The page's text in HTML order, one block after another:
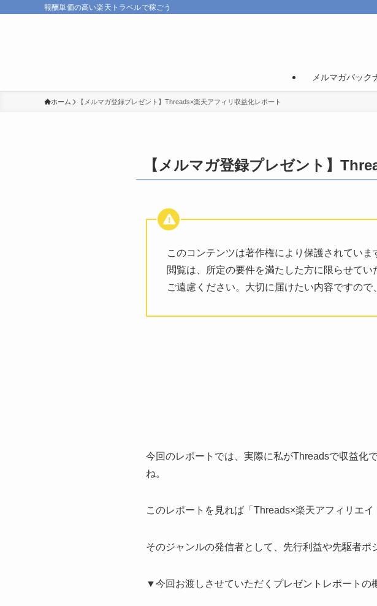
報酬単価の高い楽天トラベルで稼ごう
メルマガバック
ホーム 【メルマガ登録プレゼント】Threads×楽天アフィリ収益化レポート
【メルマガ登録プレゼント】
このコンテンツは著作権により保護されていま
閲覧は、所定の要件を満たした方に限らせて
ご遠慮ください。大切に届けたい内容ですので
今回のレポートでは、実際に私がThreadsで収益化
ね。
このレポートを見れば「Threads×楽天アフィリエイ
そのジャンルの発信者として、先行利益や先駆者ポ
▼今回お渡しさせていただくプレゼントレポートの